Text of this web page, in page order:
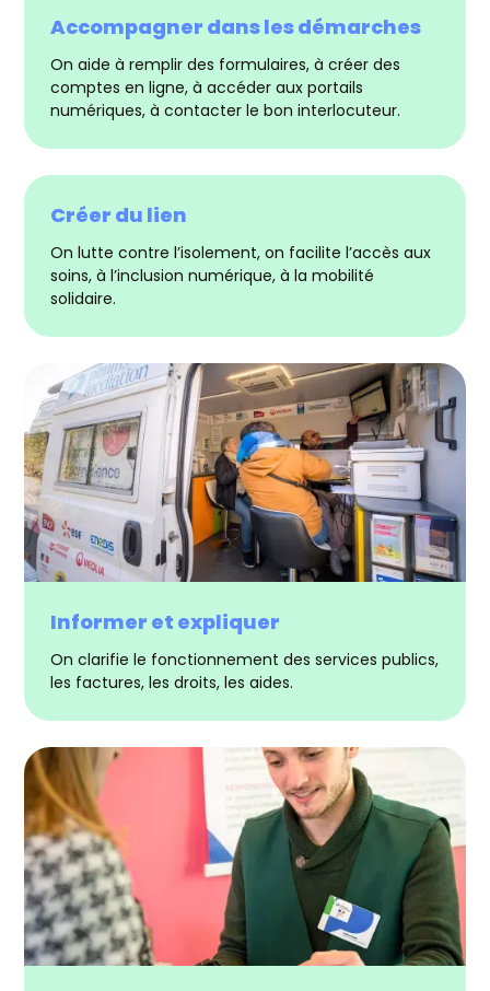
Informer et expliquer
On clarifie le fonctionnement des services publics,
les factures, les droits, les aides.
Accompagner dans les démarches
On aide à remplir des formulaires, à créer des
comptes en ligne, à accéder aux portails
numériques, à contacter le bon interlocuteur.
Créer du lien
On lutte contre l’isolement, on facilite l’accès aux
soins, à l’inclusion numérique, à la mobilité
solidaire.